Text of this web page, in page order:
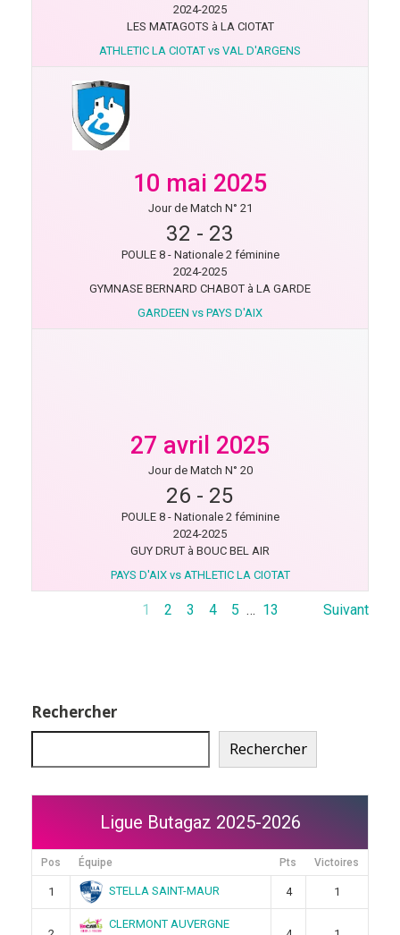
2024-2025
LES MATAGOTS à LA CIOTAT
ATHLETIC LA CIOTAT vs VAL D'ARGENS
10 mai 2025
Jour de Match N° 21
32 - 23
POULE 8 - Nationale 2 féminine
2024-2025
GYMNASE BERNARD CHABOT à LA GARDE
GARDEEN vs PAYS D'AIX
27 avril 2025
Jour de Match N° 20
26 - 25
POULE 8 - Nationale 2 féminine
2024-2025
GUY DRUT à BOUC BEL AIR
PAYS D'AIX vs ATHLETIC LA CIOTAT
1 2 3 4 5 … 13 Suivant
Rechercher
Rechercher
Ligue Butagaz 2025-2026
Pos Équipe Pts Victoires
1 STELLA SAINT-MAUR 4 1
CLERMONT AUVERGNE